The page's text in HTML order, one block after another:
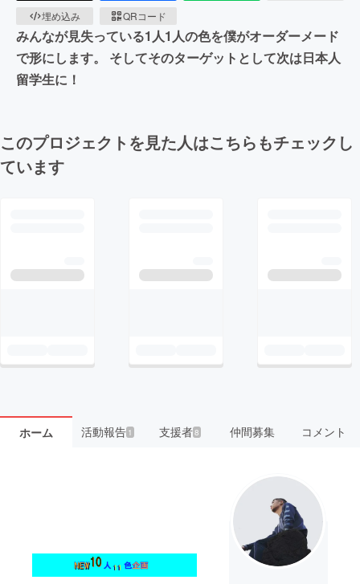
埋め込み
QRコード
みんなが見失っている1人1人の色を僕がオーダーメード
で形にします。 そしてそのターゲットとして次は日本人
留学生に！
このプロジェクトを見た人はこちらもチェックし
ています
ホーム 活動報告1 支援者8 仲間募集 コメント